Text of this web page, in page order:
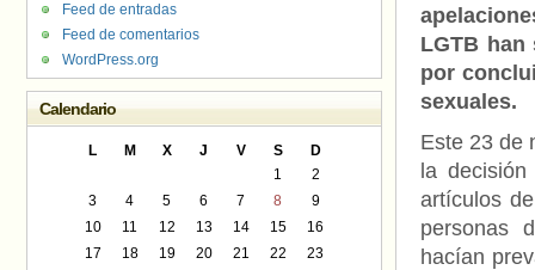
LGTB
por
sexuales.
Este 23 de
la
artículos
personas
hacían
Feed de entradas
Feed de comentarios
WordPress.org
Calendario
L M X J V S
D
1
2
3
4 5 6 7 8
9
10
11 12 13 14 15
16
17
18 19 20 21 22
23